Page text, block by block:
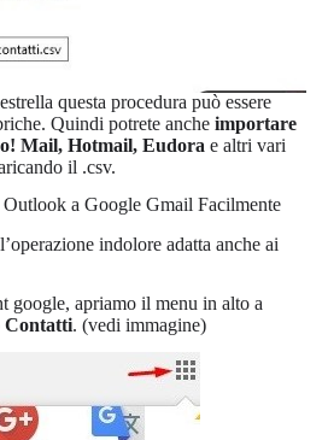
questa procedura può essere
Quindi potrete anche importare
Mail, Hotmail, Eudora e altri vari
il .csv.
a Google Gmail Facilmente
indolore adatta anche ai
google, apriamo il menu in alto a
Contatti. (vedi immagine)